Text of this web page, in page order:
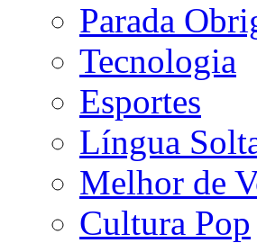
Parada
Tecnologia
Esportes
Língua
Melhor de
Cultura Pop